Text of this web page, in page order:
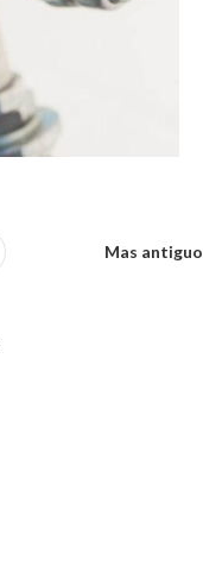
Mas antiguo